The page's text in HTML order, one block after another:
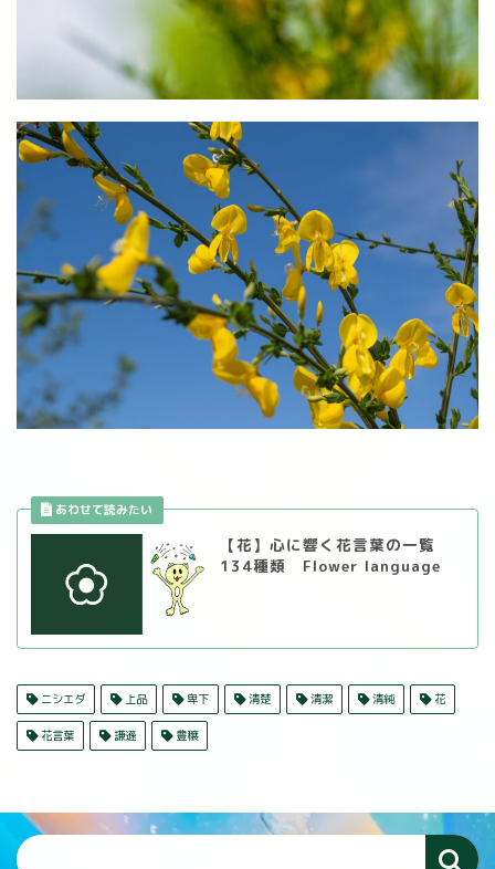
【花】心に響く花言葉の一覧
134種類 Flower language
ニシエダ 上品 卑下 清楚 清潔 清純 花
花言葉 謙遜 豊穣